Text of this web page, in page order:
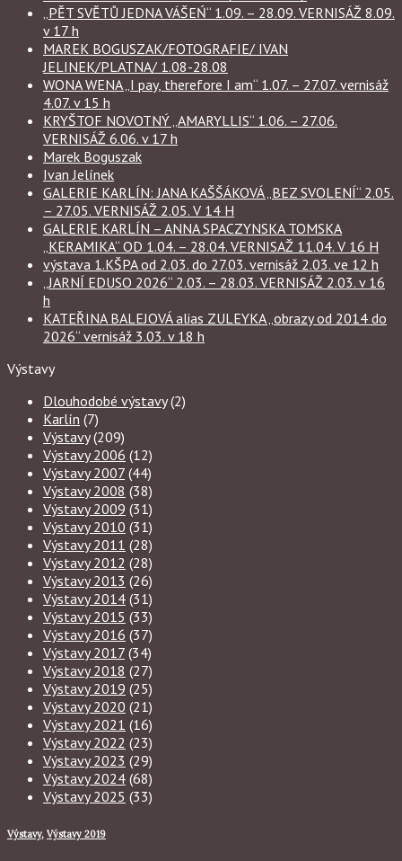
„PĚT SVĚTŮ JEDNA VÁŠEŃ“ 1.09. – 28.09. VERNISÁŽ 8.09.
v 17 h
MAREK BOGUSZAK/FOTOGRAFIE/ IVAN
JELINEK/PLATNA/ 1.08-28.08
WONA WENA „I pay, therefore I am“ 1.07. – 27.07. vernisáž
4.07. v 15 h
KRYŠTOF NOVOTNÝ „AMARYLLIS“ 1.06. – 27.06.
VERNISÁŽ 6.06. v 17 h
Marek Boguszak
Ivan Jelínek
GALERIE KARLÍN: JANA KAŠŠÁKOVÁ „BEZ SVOLENÍ“ 2.05.
– 27.05. VERNISÁŽ 2.05. V 14 H
GALERIE KARLÍN – ANNA SPACZYNSKA TOMSKA
„KERAMIKA“ OD 1.04. – 28.04. VERNISAŽ 11.04. V 16 H
výstava 1.KŠPA od 2.03. do 27.03. vernisáž 2.03. ve 12 h
„JARNÍ EDUSO 2026“ 2.03. – 28.03. VERNISÁŽ 2.03. v 16
h
KATEŘINA BALEJOVÁ alias ZULEYKA „obrazy od 2014 do
2026“ vernisáž 3.03. v 18 h
Výstavy
Dlouhodobé výstavy(2)
Karlín (7)
Výstavy(209)
Výstavy 2006 (12)
Výstavy 2007 (44)
Výstavy 2008 (38)
Výstavy 2009 (31)
Výstavy 2010 (31)
Výstavy 2011 (28)
Výstavy 2012 (28)
Výstavy 2013 (26)
Výstavy 2014 (31)
Výstavy 2015 (33)
Výstavy 2016 (37)
Výstavy 2017 (34)
Výstavy 2018 (27)
Výstavy 2019 (25)
Výstavy 2020 (21)
Výstavy 2021 (16)
Výstavy 2022 (23)
Výstavy 2023 (29)
Výstavy 2024 (68)
Výstavy 2025 (33)
Výstavy, Výstavy 2019